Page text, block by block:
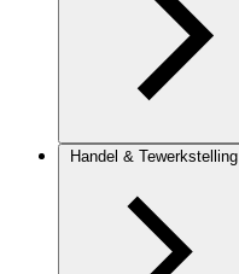
Handel & Tewerkstelling